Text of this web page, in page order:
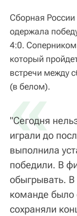
Сборная России
одержала
4:0.
который
встречи между
(в белом).
«
"Сегодня
играли до
выполнила
победили. В
обыгрывать. В
команде было
сохраняли